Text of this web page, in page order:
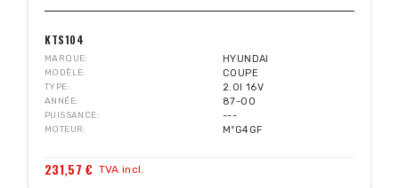
KTS104
MARQUE HYUNDAI
MODÈLE COUPE
TYPE 2.0I 16V
ANNÉE 87-00
PUISSANCE ---
MOTEUR MºG4GF
231,57 € TVA incl.